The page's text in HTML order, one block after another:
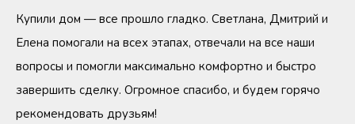
Купили дом — все прошло гладко. Светлана, Дмитрий и
Елена помогали на всех этапах, отвечали на все наши
вопросы и помогли максимально комфортно и быстро
завершить сделку. Огромное спасибо, и будем горячо
рекомендовать друзьям!